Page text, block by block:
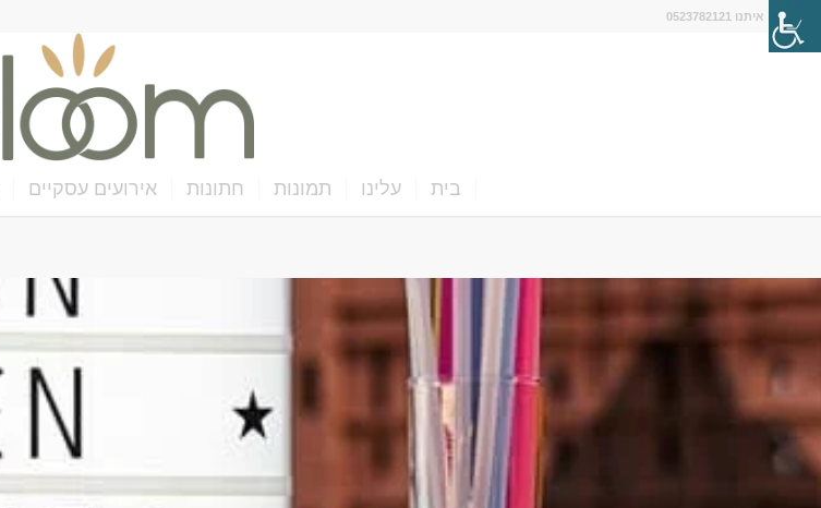
דברו איתנו 0523782121
בית עלינו תמונות חתונות אירועים עסקיים